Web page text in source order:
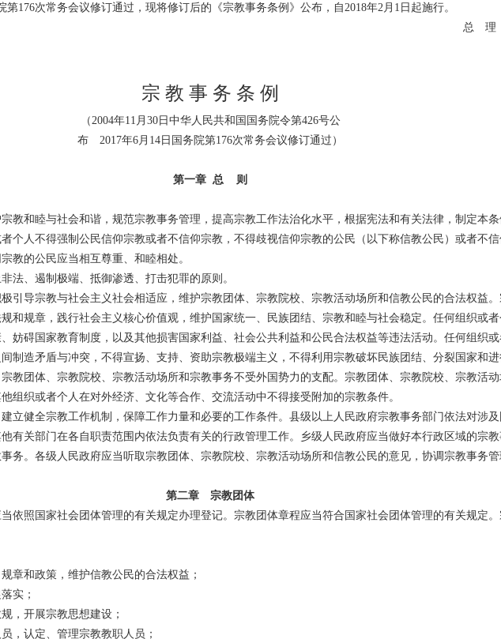
第176次常务会议修订通过，现将修订后的《宗教事务条例》公布，自2018年2月1日起施行。
总
宗 教 事 务 条 例
（2004年11月30日中华人民共和国国务院令第426号公
布 2017年6月14日国务院第176次常务会议修订通过）
第一章 总 则
和睦与社会和谐，规范宗教事务管理，提高宗教工作法治化水平，根据宪法和有关法律，制定本条
人不得强制公民信仰宗教或者不信仰宗教，不得歧视信仰宗教的公民（以下称信教公民）或者不
教的公民应当相互尊重、和睦相处。
、遏制极端、抵御渗透、打击犯罪的原则。
导宗教与社会主义社会相适应，维护宗教团体、宗教院校、宗教活动场所和信教公民的合法权益
和规章，践行社会主义核心价值观，维护国家统一、民族团结、宗教和睦与社会稳定。任何组织或
妨碍国家教育制度，以及其他损害国家利益、社会公共利益和公民合法权益等违法活动。任何组织
制造矛盾与冲突，不得宣扬、支持、资助宗教极端主义，不得利用宗教破坏民族团结、分裂国家和进
团体、宗教院校、宗教活动场所和宗教事务不受外国势力的支配。宗教团体、宗教院校、宗教活动
组织或者个人在对外经济、文化等合作、交流活动中不得接受附加的宗教条件。
健全宗教工作机制，保障工作力量和必要的工作条件。县级以上人民政府宗教事务部门依法对涉
有关部门在各自职责范围内依法负责有关的行政管理工作。乡级人民政府应当做好本行政区域的宗
务。各级人民政府应当听取宗教团体、宗教院校、宗教活动场所和信教公民的意见，协调宗教事务
第二章 宗教团体
照国家社会团体管理的有关规定办理登记。宗教团体章程应当符合国家社会团体管理的有关规定
章和政策，维护信教公民的合法权益；
实；
，开展宗教思想建设；
，认定、管理宗教教职人员；